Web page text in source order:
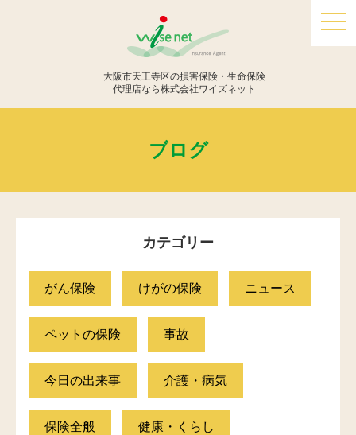
大阪市天王寺区の損害保険・生命保険
代理店なら株式会社ワイズネット
ブログ
カテゴリー
がん保険 けがの保険 ニュース
ペットの保険 事故
今日の出来事 介護・病気
保険全般 健康・くらし